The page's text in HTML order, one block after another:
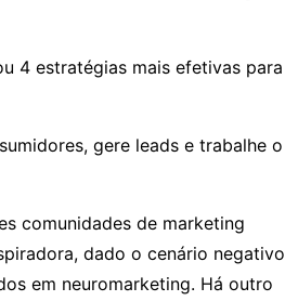
4 estratégias mais efetivas para
gere leads e trabalhe o
comunidades de marketing
dado o cenário negativo
em neuromarketing. Há outro